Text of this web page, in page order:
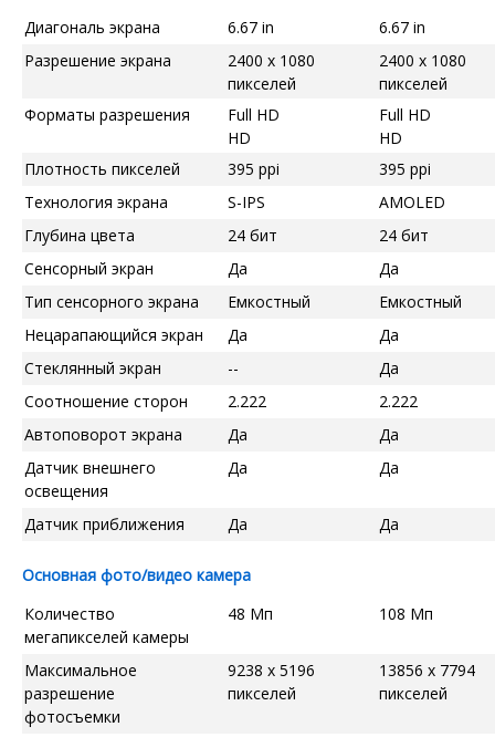
Диагональ экрана
6.67 in
6.67 in
Разрешение экрана
2400 x 1080
пикселей
2400 x 1080
пикселей
Форматы разрешения
Full HD
HD
Full HD
HD
Плотность пикселей
395 ppi
395 ppi
Технология экрана
S-IPS
AMOLED
Глубина цвета
24 бит
24 бит
Сенсорный экран
Да
Да
Тип сенсорного экрана
Емкостный
Емкостный
Нецарапающийся экран
Да
Да
Стеклянный экран
--
Да
Соотношение сторон
2.222
2.222
Автоповорот экрана
Да
Да
Датчик внешнего
освещения
Да Да
Датчик приближения Да Да
Основная фото/видео камера
Количество
мегапикселей камеры
48 Мп 108 Мп
Максимальное
разрешение
фотосъемки
9238 x 5196
пикселей
13856 x 7794
пикселей